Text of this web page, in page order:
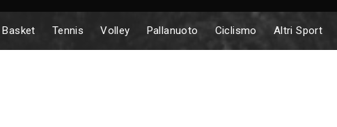
Basket Tennis Volley Pallanuoto Ciclismo Altri Sport